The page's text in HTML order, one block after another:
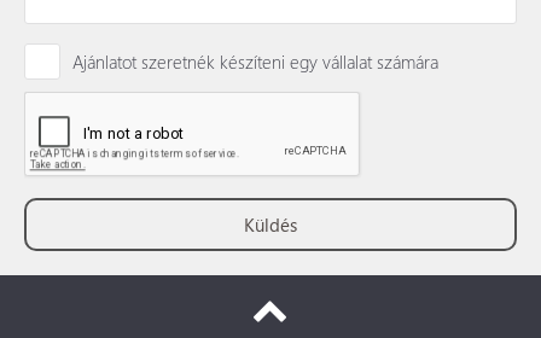
Ajánlatot szeretnék készíteni egy vállalat számára